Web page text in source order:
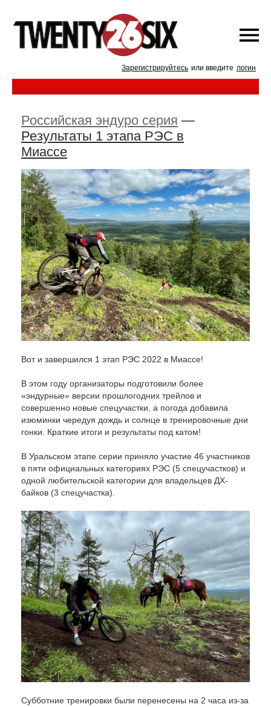
Зарегистрируйтесь или введите логин
Российская эндуро серия —
Результаты 1 этапа РЭС в
Миассе
Вот и завершился 1 этап РЭС 2022 в Миассе!
В этом году организаторы подготовили более
«эндурные» версии прошлогодних трейлов и
совершенно новые спецучастки, а погода добавила
изюминки чередуя дождь и солнце в тренировочные дни
гонки. Краткие итоги и результаты под катом!
В Уральском этапе серии приняло участие 46 участников
в пяти официальных категориях РЭС (5 спецучастков) и
одной любительской категории для владельцев ДХ-
байков (3 спецучастка).
Субботние тренировки были перенесены на 2 часа из-за